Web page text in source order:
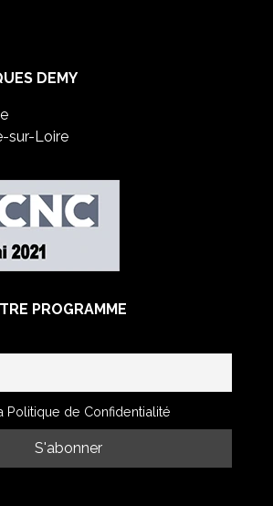
DEMY
sur-Loire
PROGRAMME
Politique de Confidentialité